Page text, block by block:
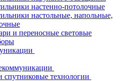
настенно-потолочные
настольные, напольные,
и переносные световые
технологии